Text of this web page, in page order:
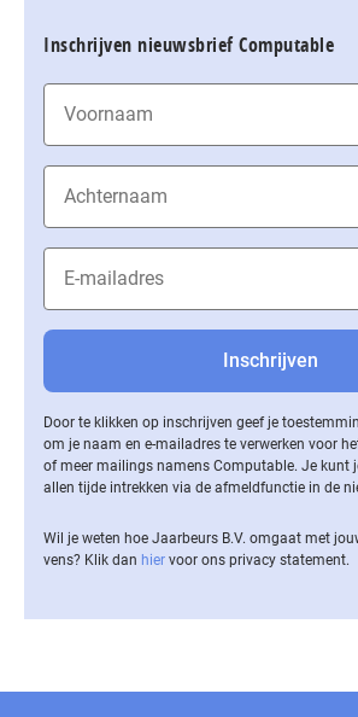
Inschrijven nieuwsbrief Computable
Door te klikken op inschrijven geef je
om je naam en e-mailadres te verwerken voor
of meer mailings namens Computable. Je kunt
allen tijde intrekken via de af­meld­func­tie in de
Wil je weten hoe Jaarbeurs B.V. omgaat met
vens? Klik dan hier voor ons privacy statement.